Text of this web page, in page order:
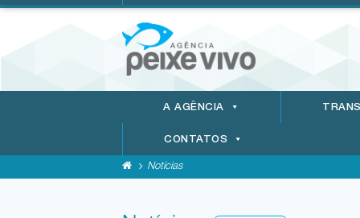
A AGÊNCIA
CONTATOS
Notícias